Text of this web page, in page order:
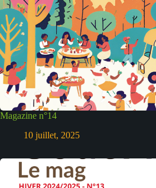
Magazine n°14
10 juillet, 2025